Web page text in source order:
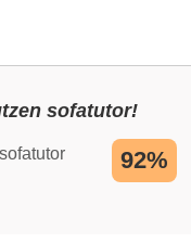
sofatutor!
92%